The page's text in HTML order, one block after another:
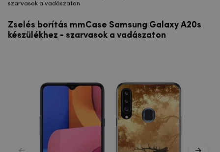
szarvasok a vadászaton
Zselés borítás mmCase Samsung Galaxy A20s
készülékhez - szarvasok a vadászaton